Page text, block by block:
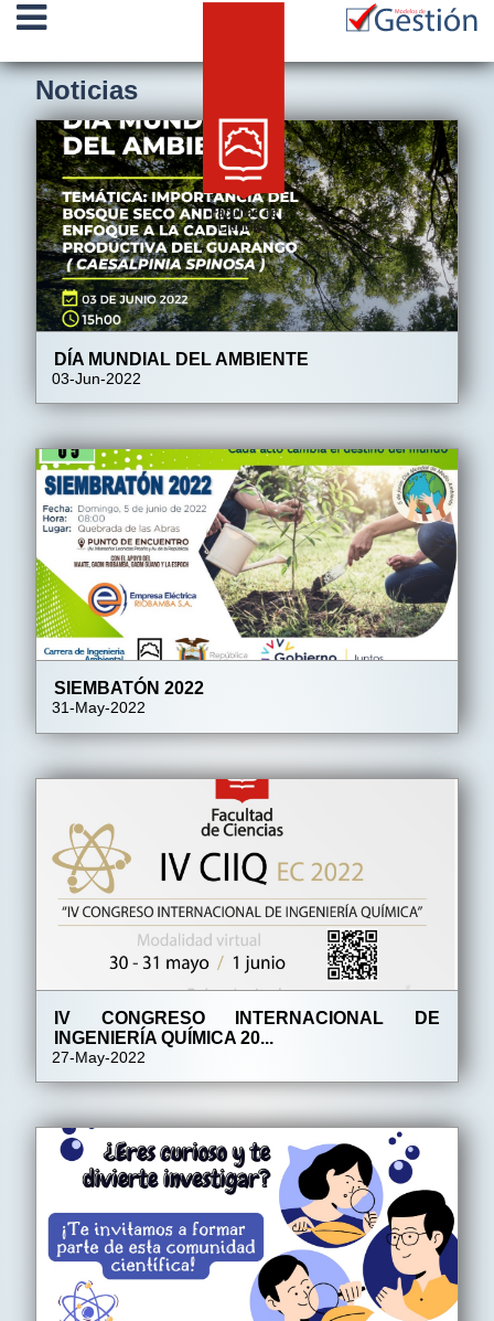
Noticias
DÍA MUNDIAL DEL AMBIENTE
03-Jun-2022
SIEMBATÓN 2022
31-May-2022
IV CONGRESO INTERNACIONAL DE
INGENIERÍA QUÍMICA 20...
27-May-2022